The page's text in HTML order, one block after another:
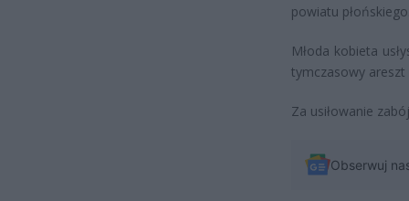
powiatu
Młoda kobieta
tymczasowy areszt
Za usiłowanie
Obserwuj